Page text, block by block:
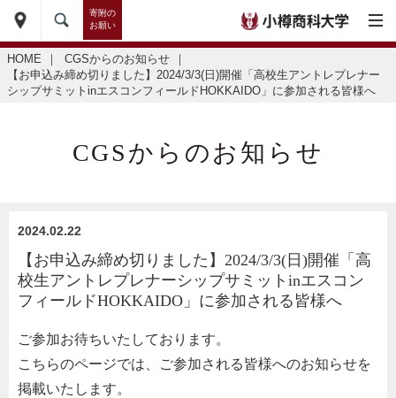
寄附の
お願い
HOME ｜ CGSからのお知らせ
｜
【お申込み締め切りました】2024/3/3(日)開催「高校生アントレプレナー
シップサミットinエスコンフィールドHOKKAIDO」に参加される皆様へ
CGSからのお知らせ
2024.02.22
【お申込み締め切りました】2024/3/3(日)開催「高
校生アントレプレナーシップサミットinエスコン
フィールドHOKKAIDO」に参加される皆様へ
ご参加お待ちいたしております。
こちらのページでは、ご参加される皆様へのお知らせを
掲載いたします。